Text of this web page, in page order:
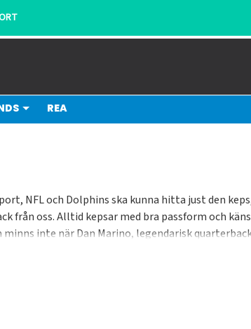
REA
NFL och Dolphins ska kunna hitta just den
från oss. Alltid kepsar med bra passform och
inte när Dan Marino, legendarisk